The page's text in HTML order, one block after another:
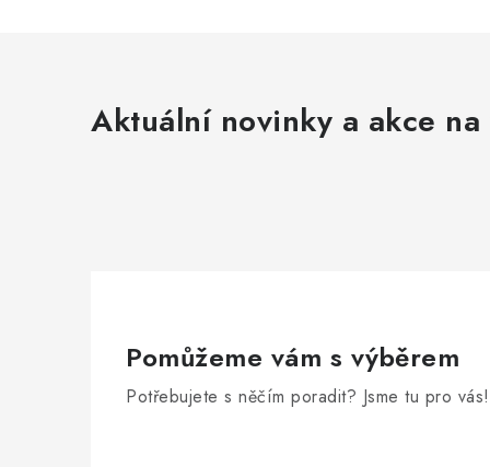
Aktuální novinky a akce na
Pomůžeme vám s výběrem
Potřebujete s něčím poradit? Jsme tu pro vás!